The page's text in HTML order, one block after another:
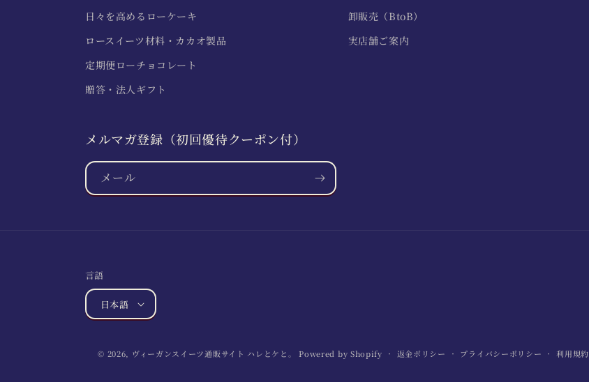
日々を高めるローケーキ
ロースイーツ材料・カカオ製品
定期便ローチョコレート
贈答・法人ギフト
卸販売（BtoB）
実店舗ご案内
メルマガ登録（初回優待クーポン付）
メール
言語
日本語
© 2026, ヴィーガンスイーツ通販サイト ハレとケと。 Powered by Shopify 返金ポリシー プライバシーポリシー 利用規約